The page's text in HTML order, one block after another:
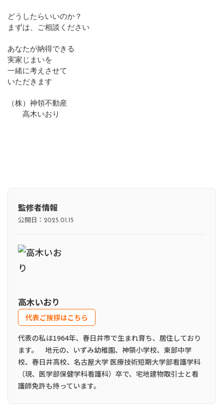
どうしたらいいのか？
まずは、ご相談ください
あなたが納得できる
実家じまいを
一緒に考えさせて
いただきます
（株）神領不動産
高木いおり
監修者情報
公開日： 2025.01.15
高木いおり
代表ご挨拶はこちら
代表の私は1964年、春日井市で生まれ育ち、居住しており
ます。 地元の、いずみ幼稚園、神領小学校、東部中学
校、春日井高校、名古屋大学 医療技術短期大学部看護学科
（現、医学部保健学科看護科）卒で、宅地建物取引士と看
護師免許も持っています。